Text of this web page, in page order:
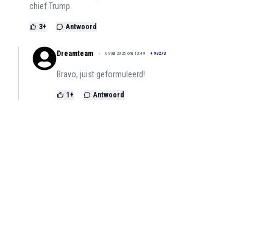
chief Trump.
3+ Antwoord
Dreamteam 09 juli 2026 om 13:49 + 93273
Bravo, juist geformuleerd!
1 + Antwoord